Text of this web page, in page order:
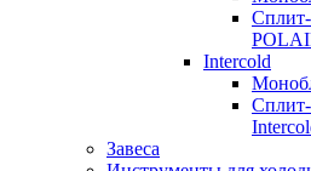
Intercold
Завеса